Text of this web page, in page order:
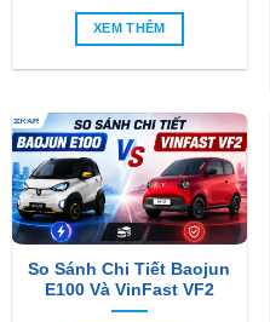
XEM THÊM
So Sánh Chi Tiết Baojun
E100 Và VinFast VF2